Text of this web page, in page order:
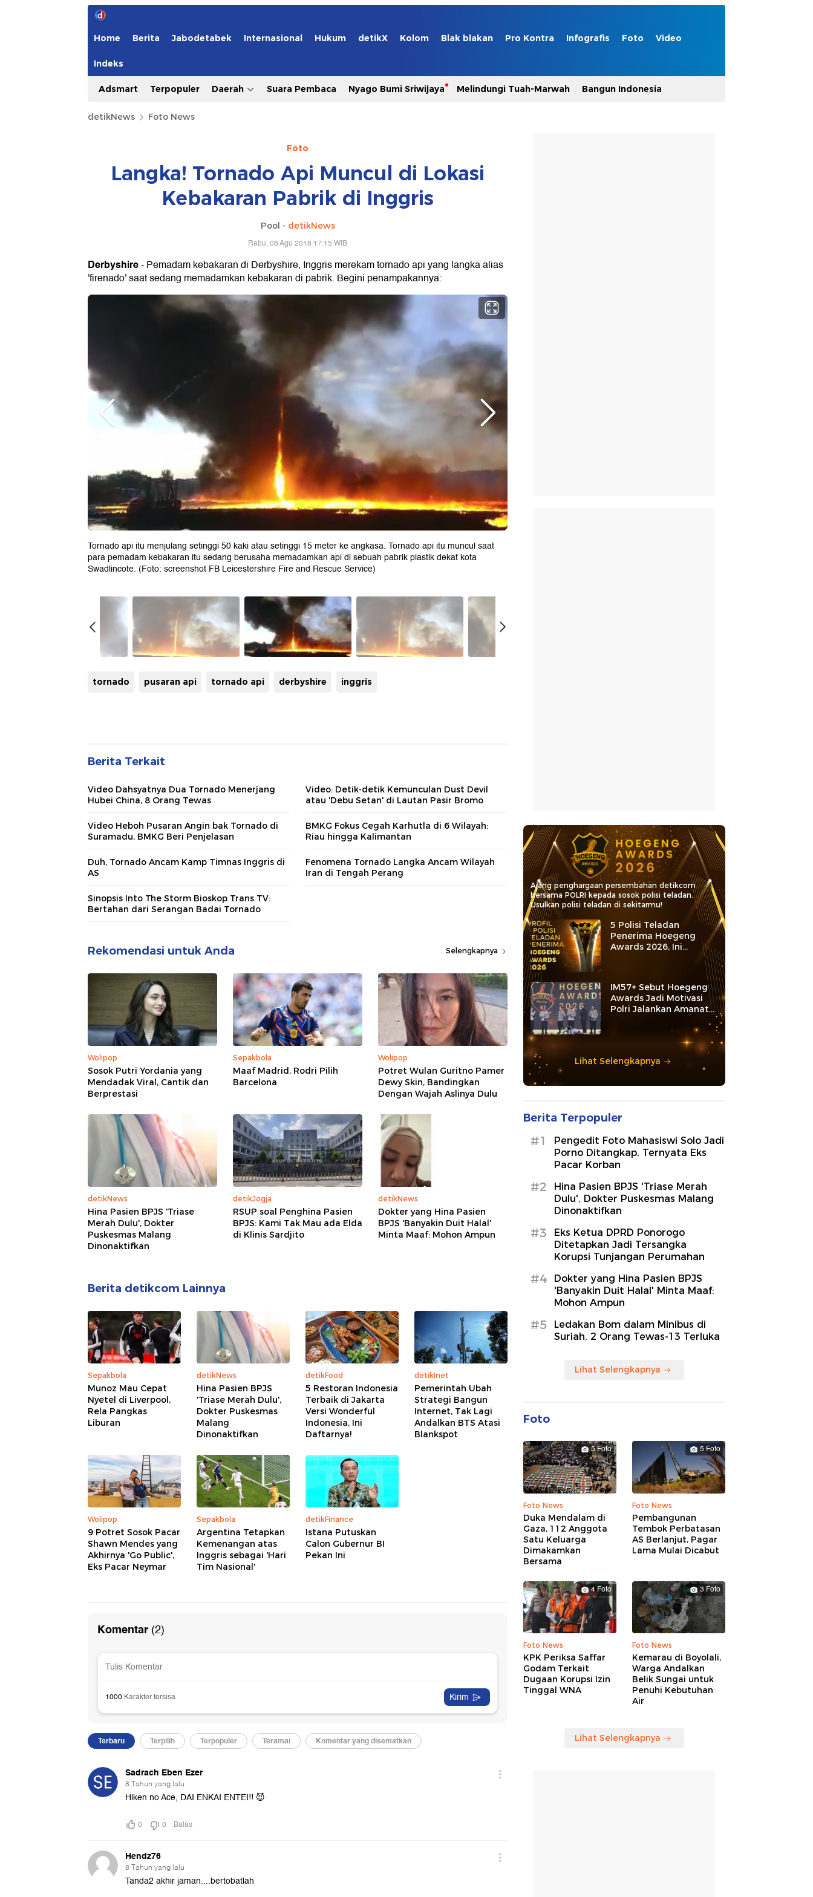
Home Berita Jabodetabek Internasional Hukum detikX Kolom Blak blakan Pro Kontra Infografis Foto Video
Indeks
Adsmart Terpopuler Daerah Suara Pembaca Nyago Bumi Sriwijaya Melindungi Tuah-Marwah Bangun Indonesia
detikNews Foto News
Foto
Langka! Tornado Api Muncul di Lokasi
Kebakaran Pabrik di Inggris
Pool - detikNews
Rabu, 08 Agu 2018 17:15 WIB
Derbyshire- Pemadam kebakaran di Derbyshire, Inggris merekam tornado api yang langka alias
'firenado' saat sedang memadamkan kebakaran di pabrik. Begini penampakannya:
Tornado api itu menjulang setinggi 50 kaki atau setinggi 15 meter ke angkasa. Tornado api itu muncul saat
para pemadam kebakaran itu sedang berusaha memadamkan api di sebuah pabrik plastik dekat kota
Swadlincote. (Foto: screenshot FB Leicestershire Fire and Rescue Service)
tornado pusaran api tornado api derbyshire inggris
Berita Terkait
Video Dahsyatnya Dua Tornado Menerjang
Hubei China, 8 Orang Tewas
Video: Detik-detik Kemunculan Dust Devil
atau 'Debu Setan' di Lautan Pasir Bromo
Video Heboh Pusaran Angin bak Tornado di
Suramadu, BMKG Beri Penjelasan
BMKG Fokus Cegah Karhutla di 6 Wilayah:
Riau hingga Kalimantan
Duh, Tornado Ancam Kamp Timnas Inggris di
AS
Fenomena Tornado Langka Ancam Wilayah
Iran di Tengah Perang
Sinopsis Into The Storm Bioskop Trans TV:
Bertahan dari Serangan Badai Tornado
Rekomendasi untuk Anda Selengkapnya
Wolipop
Sosok Putri Yordania yang
Mendadak Viral, Cantik dan
Berprestasi
Sepakbola
Maaf Madrid, Rodri Pilih
Barcelona
Wolipop
Potret Wulan Guritno Pamer
Dewy Skin, Bandingkan
Dengan Wajah Aslinya Dulu
detikNews
Hina Pasien BPJS 'Triase
Merah Dulu', Dokter
Puskesmas Malang
Dinonaktifkan
detikJogja
RSUP soal Penghina Pasien
BPJS: Kami Tak Mau ada Elda
di Klinis Sardjito
detikNews
Dokter yang Hina Pasien
BPJS 'Banyakin Duit Halal'
Minta Maaf: Mohon Ampun
Berita detikcom Lainnya
Sepakbola
Munoz Mau Cepat
Nyetel di Liverpool,
Rela Pangkas
Liburan
detikNews
Hina Pasien BPJS
'Triase Merah Dulu',
Dokter Puskesmas
Malang
Dinonaktifkan
detikFood
5 Restoran Indonesia
Terbaik di Jakarta
Versi Wonderful
Indonesia, Ini
Daftarnya!
detikInet
Pemerintah Ubah
Strategi Bangun
Internet, Tak Lagi
Andalkan BTS Atasi
Blankspot
Wolipop
9 Potret Sosok Pacar
Shawn Mendes yang
Akhirnya 'Go Public',
Eks Pacar Neymar
Sepakbola
Argentina Tetapkan
Kemenangan atas
Inggris sebagai 'Hari
Tim Nasional'
detikFinance
Istana Putuskan
Calon Gubernur BI
Pekan Ini
Ajang penghargaan persembahan detikcom
bersama POLRI kepada sosok polisi teladan.
Usulkan polisi teladan di sekitarmu!
5 Polisi Teladan
Penerima Hoegeng
Awards 2026, Ini
Kategori dan Kiprahnya
IM57+ Sebut Hoegeng
Awards Jadi Motivasi
Polri Jalankan Amanat
Lihat Selengkapnya
Berita Terpopuler
#1
Pengedit Foto Mahasiswi Solo Jadi
Porno Ditangkap, Ternyata Eks
Pacar Korban
#2
Hina Pasien BPJS 'Triase Merah
Dulu', Dokter Puskesmas Malang
Dinonaktifkan
#3
Eks Ketua DPRD Ponorogo
Ditetapkan Jadi Tersangka
Korupsi Tunjangan Perumahan
#4
Dokter yang Hina Pasien BPJS
'Banyakin Duit Halal' Minta Maaf:
Mohon Ampun
#5
Ledakan Bom dalam Minibus di
Suriah, 2 Orang Tewas-13 Terluka
Lihat Selengkapnya
Foto
5 Foto
Foto News
Duka Mendalam di
Gaza, 112 Anggota
Satu Keluarga
Dimakamkan
Bersama
5 Foto
Foto News
Pembangunan
Tembok Perbatasan
AS Berlanjut, Pagar
Lama Mulai Dicabut
4 Foto
Foto News
KPK Periksa Saffar
Godam Terkait
Dugaan Korupsi Izin
Tinggal WNA
3 Foto
Foto News
Kemarau di Boyolali,
Warga Andalkan
Belik Sungai untuk
Penuhi Kebutuhan
Air
Lihat Selengkapnya